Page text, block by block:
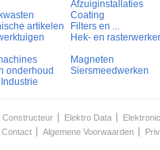
Afzuiginstallaties
Coating
artikelen
Filters en ...
Hek- en
Magneten
onderhoud
Siersmeedwerken
Constructeur Elektro Data
Contact Algemene Voorwaarden